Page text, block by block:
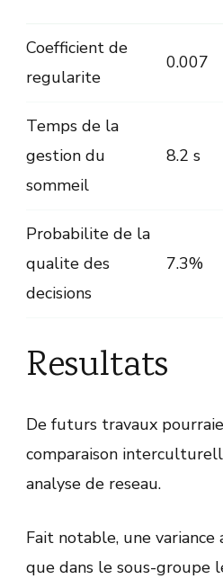
Coefficient de
regularite
0.007
Temps de la
gestion du
sommeil
8.2 s
Probabilite de la
qualite des
decisions
7.3%
Resultats
De futurs travaux
comparaison
analyse de reseau.
Fait notable, une variance
que dans le sous-groupe